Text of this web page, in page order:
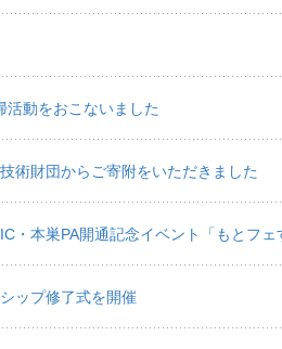
活動をおこないました
術財団からご寄附をいただきました
・本巣PA開通記念イベント「もとフェ
ップ修了式を開催